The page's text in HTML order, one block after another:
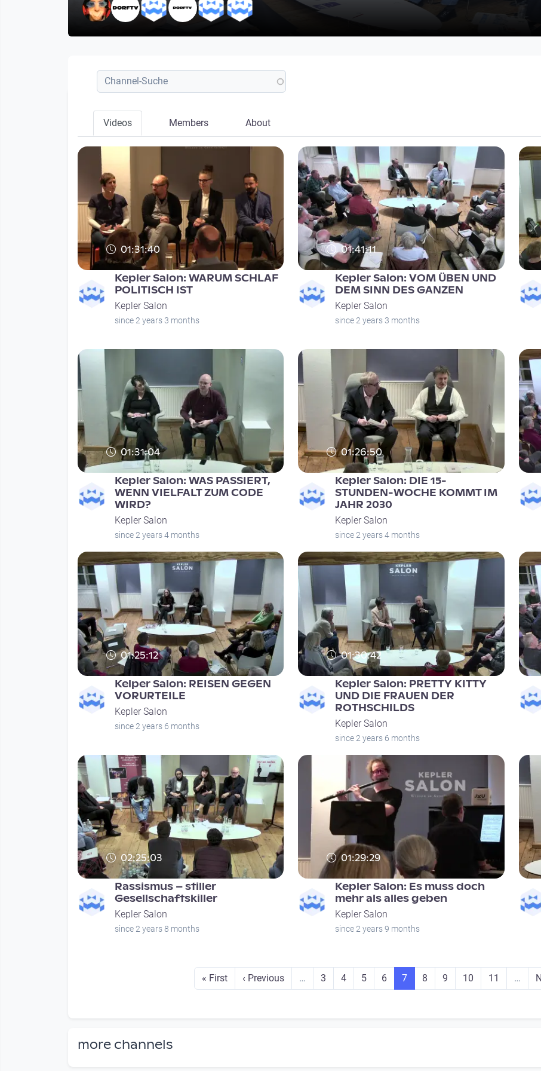
Videos Members About
01:31:40
Kepler Salon: WARUM SCHLAF
POLITISCH IST
Kepler Salon
since 2 years 3 months
01:41:11
Kepler Salon: VOM ÜBEN UND
DEM SINN DES GANZEN
Kepler Salon
since 2 years 3 months
01:31:04
Kepler Salon: WAS PASSIERT,
WENN VIELFALT ZUM CODE
WIRD?
Kepler Salon
since 2 years 4 months
01:26:50
Kepler Salon: DIE 15-
STUNDEN-WOCHE KOMMT IM
JAHR 2030
Kepler Salon
since 2 years 4 months
01:25:12
Kelper Salon: REISEN GEGEN
VORURTEILE
Kepler Salon
since 2 years 6 months
01:30:42
Kepler Salon: PRETTY KITTY
UND DIE FRAUEN DER
ROTHSCHILDS
Kepler Salon
since 2 years 6 months
02:25:03
Rassismus – stiller
Gesellschaftskiller
Kepler Salon
since 2 years 8 months
01:29:29
Kepler Salon: Es muss doch
mehr als alles geben
Kepler Salon
since 2 years 9 months
Seitennummerierung
First page
« First Previous page
‹ Previous … Seite
3 Seite
4 Seite
5 Seite
6 Seite
7 Seite
8 Seite
9 Seite
10 Seite
11 …
more channels